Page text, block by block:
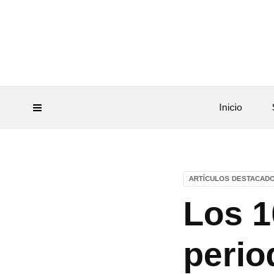
Inicio
ARTÍCULOS
Los